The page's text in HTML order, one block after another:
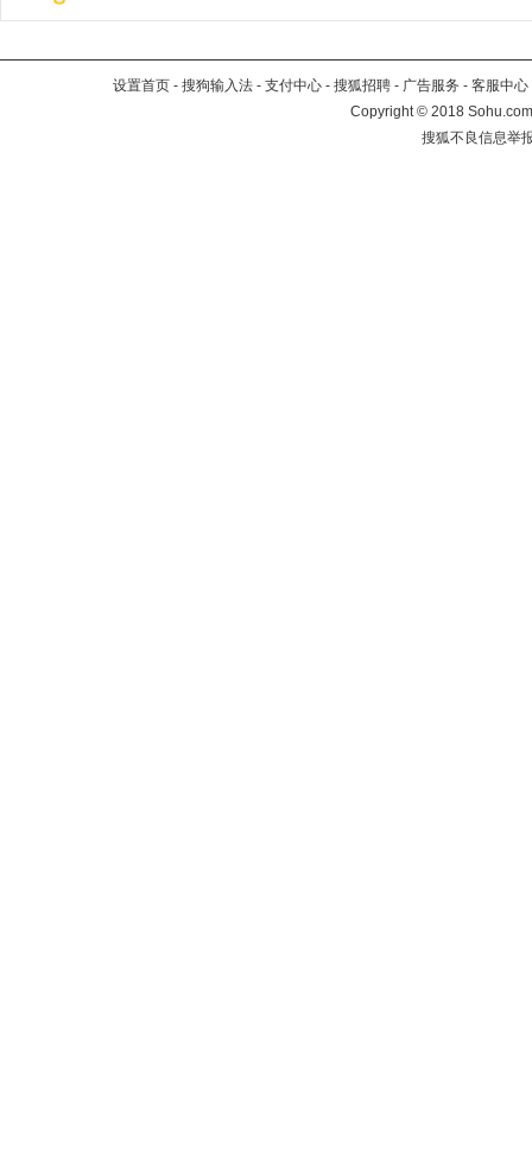
设置首页 - 搜狗输入法 - 支付中心 - 搜狐招聘 - 广告服务 - 客服中心
Copyright©2018
搜狐不良信息举